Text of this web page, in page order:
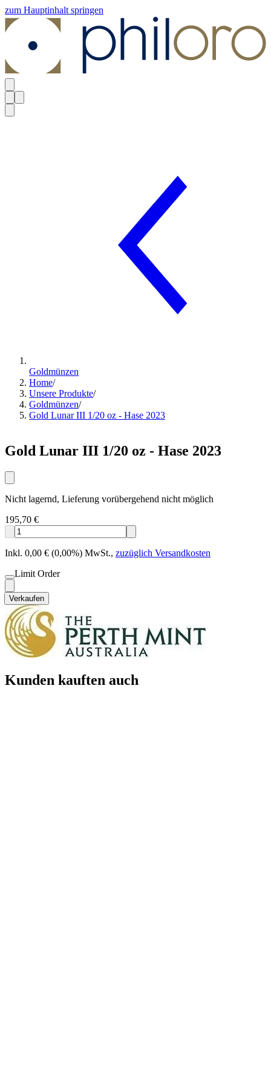
zum Hauptinhalt springen
Goldmünzen
Home/
Unsere Produkte/
Goldmünzen/
Gold Lunar III 1/20 oz - Hase 2023
Gold Lunar III 1/20 oz - Hase 2023
Nicht lagernd, Lieferung vorübergehend nicht möglich
195,70 €
Inkl. 0,00 € (0,00%) MwSt., zuzüglich Versandkosten
Limit Order
Verkaufen
Kunden kauften auch